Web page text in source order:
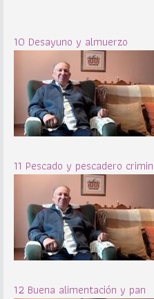
10 Desayuno y almuerzo
11 Pescado y pescadero
12 Buena alimentación y pan